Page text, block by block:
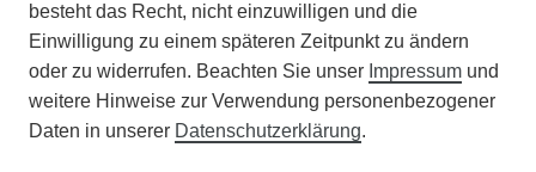
APOTHEKERSCHRANK
WISSENSWERTES
besteht das Recht, nicht einzuwilligen und die
Einwilligung zu einem späteren Zeitpunkt zu ändern
oder zu widerrufen. Beachten Sie unser Impressum und
weitere Hinweise zur Verwendung personenbezogener
Daten in unserer Daten­schutz­erklärung.